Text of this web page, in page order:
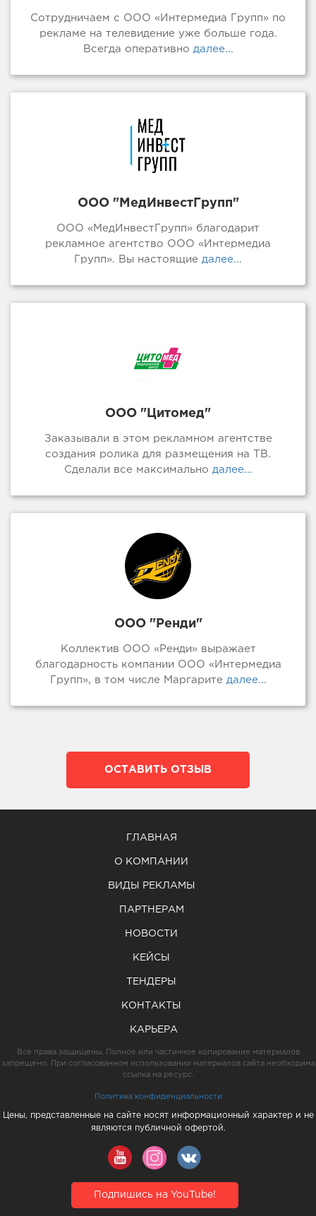
Сотрудничаем с ООО «Интермедиа Групп» по
рекламе на телевидение уже больше года.
Всегда оперативно далее...
ООО "МедИнвестГрупп"
ООО «МедИнвестГрупп» благодарит
рекламное агентство ООО «Интермедиа
Групп». Вы настоящие далее...
ООО "Цитомед"
Заказывали в этом рекламном агентстве
создания ролика для размещения на ТВ.
Сделали все максимально далее...
ООО "Ренди"
Коллектив ООО «Ренди» выражает
благодарность компании ООО «Интермедиа
Групп», в том числе Маргарите далее...
ОСТАВИТЬ ОТЗЫВ
ГЛАВНАЯ
О КОМПАНИИ
ВИДЫ РЕКЛАМЫ
ПАРТНЕРАМ
НОВОСТИ
КЕЙСЫ
ТЕНДЕРЫ
КОНТАКТЫ
КАРЬЕРА
Все права защищены. Полное или частичное копирование материалов
запрещено. При согласованном использовании материалов сайта необходима
ссылка на ресурс.
Политика конфиденциальности
Цены, представленные на сайте носят информационный характер и не
являются публичной офертой.
Подпишись на YouTube!